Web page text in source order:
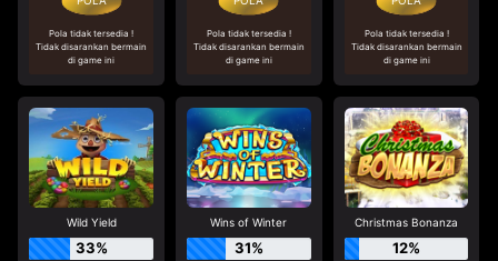
Pola tidak tersedia !
Tidak disarankan bermain
di game ini
Pola tidak tersedia !
Tidak disarankan bermain
di game ini
Pola tidak tersedia !
Tidak disarankan bermain
di game ini
Wild Yield
33%
Wins of Winter
31%
Christmas Bonanza
12%